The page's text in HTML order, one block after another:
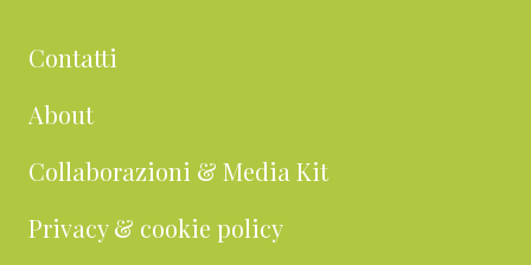
Contatti
About
Collaborazioni & Media Kit
Privacy & cookie policy